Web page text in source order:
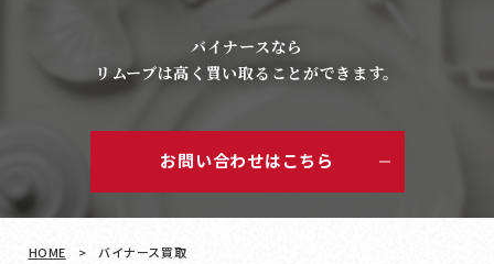
バイナースなら
リムーブは高く買い取ることができます。
お問い合わせはこちら
HOME > バイナース買取